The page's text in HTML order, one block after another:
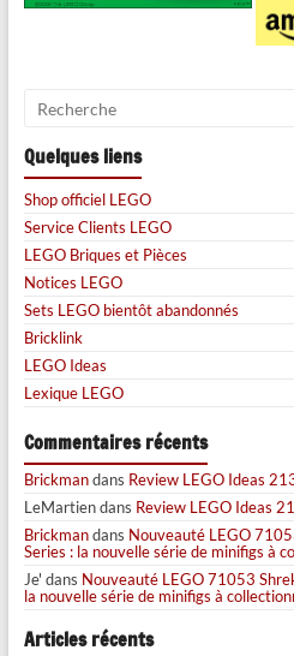
Quelques liens
Shop officiel LEGO
Service Clients LEGO
LEGO Briques et Pièces
Notices LEGO
Sets LEGO bientôt abandonnés
Bricklink
LEGO Ideas
Lexique LEGO
Commentaires récents
Brickmandans Review LEGO Ideas
LeMartiendans Review LEGO Ideas
Brickmandans Nouveauté LEGO
Series : la nouvelle série de minifigs à
Je' dans Nouveauté LEGO 71053
la nouvelle série de minifigs à
Articles récents